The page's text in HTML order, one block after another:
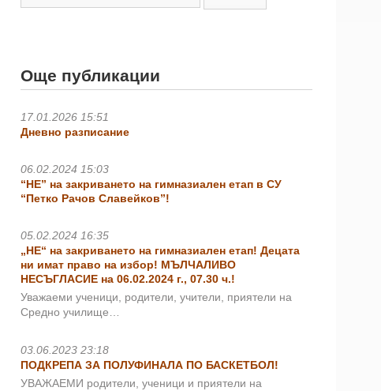
Още публикации
17.01.2026 15:51
Дневно разписание
06.02.2024 15:03
“НЕ” на закриването на гимназиален етап в СУ
“Петко Рачов Славейков”!
05.02.2024 16:35
„НЕ“ на закриването на гимназиален етап! Децата
ни имат право на избор! МЪЛЧАЛИВО
НЕСЪГЛАСИЕ на 06.02.2024 г., 07.30 ч.!
Уважаеми ученици, родители, учители, приятели на
Средно училище…
03.06.2023 23:18
ПОДКРЕПА ЗА ПОЛУФИНАЛА ПО БАСКЕТБОЛ!
УВАЖАЕМИ родители, ученици и приятели на